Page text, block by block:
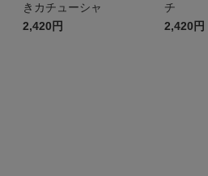
きカチューシャ
2,420円
チ
2,420円